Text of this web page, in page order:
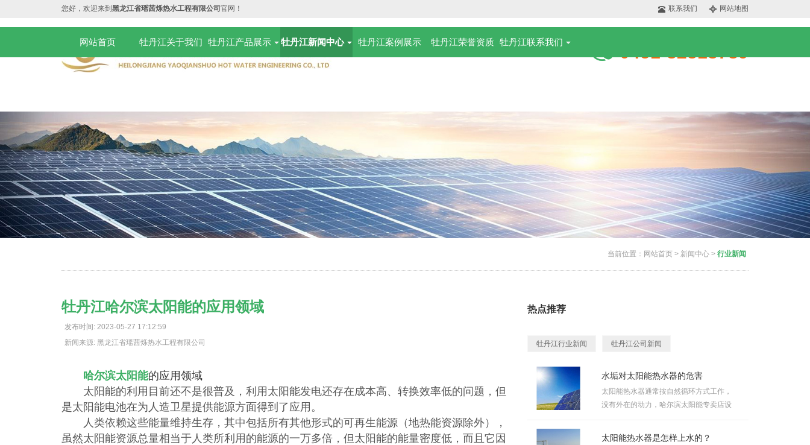
您好，欢迎来到 黑龙江省瑶茜烁热水工程有限公司 官网！ 联系我们 网站地图
0451-82318789
网站首页 牡丹江关于我们 牡丹江产品展示 牡丹江新闻中心 牡丹江案例展示 牡丹江荣誉资质 牡丹江联系我们
当前位置： 网站首页 > 新闻中心 > 行业新闻
牡丹江哈尔滨太阳能的应用领域
发布时间: 2023-05-27 17:12:59
新闻来源: 黑龙江省瑶茜烁热水工程有限公司
哈尔滨太阳能的应用领域
太阳能的利用目前还不是很普及，利用太阳能发电还存在成本高、转换效率低的问题，但
是太阳能电池在为人造卫星提供能源方面得到了应用。
人类依赖这些能量维持生存，其中包括所有其他形式的可再生能源（地热能资源除外），
虽然太阳能资源总量相当于人类所利用的能源的一万多倍，但太阳能的能量密度低，而且它因
热点推荐
牡丹江行业新闻 牡丹江公司新闻
水垢对太阳能热水器的危害
太阳能热水器通常按自然循环方式工作，
没有外在的动力，哈尔滨太阳能专卖店设
太阳能热水器是怎样上水的？